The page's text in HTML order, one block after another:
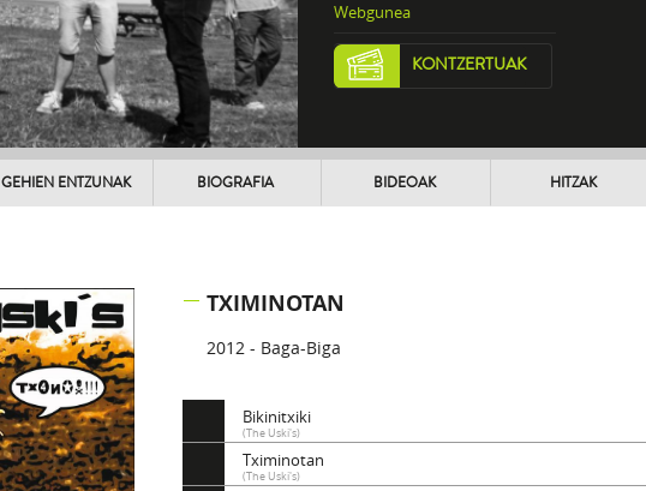
Webgunea
KONTZERTUAK
GEHIEN ENTZUNAK BIOGRAFIA BIDEOAK HITZAK
TXIMINOTAN
2012 - Baga-Biga
Bikinitxiki
(The Uski's)
Tximinotan
(The Uski's)